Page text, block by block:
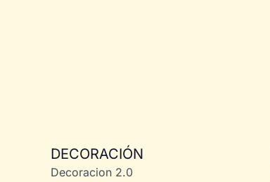
DECORACIÓN
Decoracion 2.0